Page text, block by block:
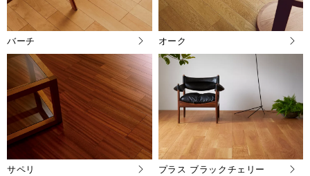
バーチ オーク
サペリ プラス ブラックチェリー